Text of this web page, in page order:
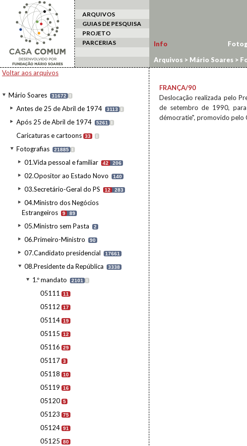
ARQUIVOS
GUIAS DE PESQUISA
PROJETO
PARCERIAS
Voltar aos arquivos
Mário Soares 31672 I
Antes de 25 de Abril de 1974 3113 I
Após 25 de Abril de 1974 5261 I
Caricaturas e cartoons 33 I
Fotografias 21885 I
01.Vida pessoal e familiar 42 206
02.Opositor ao Estado Novo 140
03.Secretário-Geral do PS 12 283
04.Ministro dos Negócios
Estrangeiros
9 89
05.Ministro sem Pasta 2
06.Primeiro-Ministro 90
07.Candidato presidencial 17661
08.Presidente da República 3338
1.º mandato 2101 I
05111 11
05112 17
05114 19
05115 12
05116 29
05117 3
05118 10
05119 16
05120 5
05123 75
05124 91
05125 80
Info
Arquivos > Mário Soares >
FRANÇA/90
Deslocação realizada pelo
de setembro de 1990,
démocratie", promovido pelo